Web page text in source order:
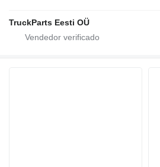
TruckParts Eesti OÜ